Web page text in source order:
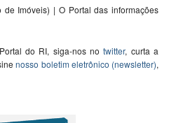
de Imóveis) | O Portal das informações
do RI, siga-nos notwitter, curta a
nosso boletim eletrônico (newsletter),